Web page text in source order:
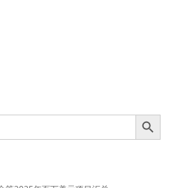
Search Button